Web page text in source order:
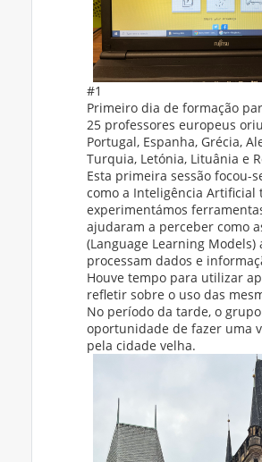
#1
Primeiro dia de formação
25 professores europeus
Portugal, Espanha, Grécia,
Turquia, Letónia, Lituânia e
Esta primeira sessão focou-
como a Inteligência Artificial
experimentámos
ajudaram a perceber como
(Language Learning Models)
processam dados e
Houve tempo para utilizar
refletir sobre o uso das
No período da tarde, o
oportunidade de fazer uma
pela cidade velha.